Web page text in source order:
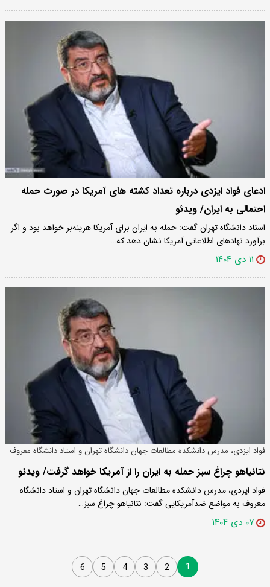
ادعای فواد ایزدی درباره تعداد کشته های آمریکا در صورت حمله
احتمالی به ایران/ ویدئو
استاد دانشگاه تهران گفت: حمله به ایران برای آمریکا هزینه‌بر خواهد بود و اگر
برآورد نهادهای اطلاعاتی آمریکا نشان دهد که…
۱۱ دی ۱۴۰۴
فواد ایزدی، مدرس دانشکده مطالعات جهان دانشگاه تهران و استاد دانشگاه معروف
به مواضع ضدآمریکایی:
نتانیاهو چراغ سبز حمله به ایران را از آمریکا خواهد گرفت/ ویدئو
فواد ایزدی، مدرس دانشکده مطالعات جهان دانشگاه تهران و استاد دانشگاه
معروف به مواضع ضدآمریکایی گفت: نتانیاهو چراغ سبز…
۰۷ دی ۱۴۰۴
1
2
3
4
5
6